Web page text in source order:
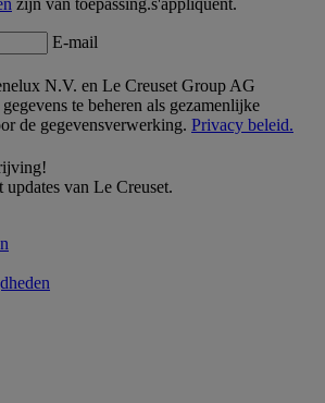
E-mail
N.V. en Le Creuset Group AG
te beheren als gezamenlijke
de gegevensverwerking. Privacy beleid.
van Le Creuset.